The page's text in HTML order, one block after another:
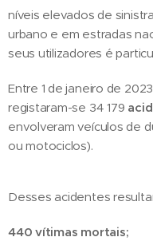
níveis elevados de
urbano e em estradas
seus utilizadores é
Entre 1 de janeiro de
registaram-se 34 179
envolveram veículos de
ou motociclos).
Desses acidentes
440 vítimas mortais;